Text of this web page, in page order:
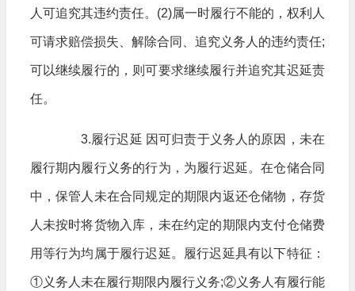
人可追究其违约责任。(2)属一时履行不能的，权利人
可请求赔偿损失、解除合同、追究义务人的违约责任;
可以继续履行的，则可要求继续履行并追究其迟延责
任。
3.履行迟延 因可归责于义务人的原因，未在
履行期内履行义务的行为，为履行迟延。在仓储合同
中，保管人未在合同规定的期限内返还仓储物，存货
人未按时将货物入库，未在约定的期限内支付仓储费
用等行为均属于履行迟延。履行迟延具有以下特征：
①义务人未在履行期限内履行义务;②义务人有履行能